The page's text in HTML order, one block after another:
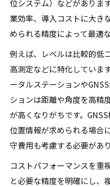
位システム）などがありま
業効率、導入コストに大き
められる精度によって最適
例えば、レベルは比較的低
高測定などに特化していま
ータルステーションや
ションは距離や角度を高精
が高くなりがちです。
位置情報が求められる場合
守費用も考慮する必要があり
コストパフォーマンスを重
と必要な精度を明確にし、